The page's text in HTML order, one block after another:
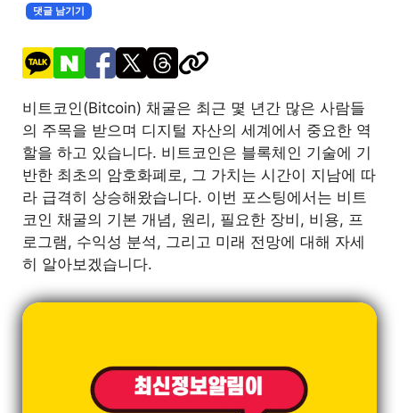
댓글 남기기
비트코인(Bitcoin) 채굴은 최근 몇 년간 많은 사람들
의 주목을 받으며 디지털 자산의 세계에서 중요한 역
할을 하고 있습니다. 비트코인은 블록체인 기술에 기
반한 최초의 암호화폐로, 그 가치는 시간이 지남에 따
라 급격히 상승해왔습니다. 이번 포스팅에서는 비트
코인 채굴의 기본 개념, 원리, 필요한 장비, 비용, 프
로그램, 수익성 분석, 그리고 미래 전망에 대해 자세
히 알아보겠습니다.